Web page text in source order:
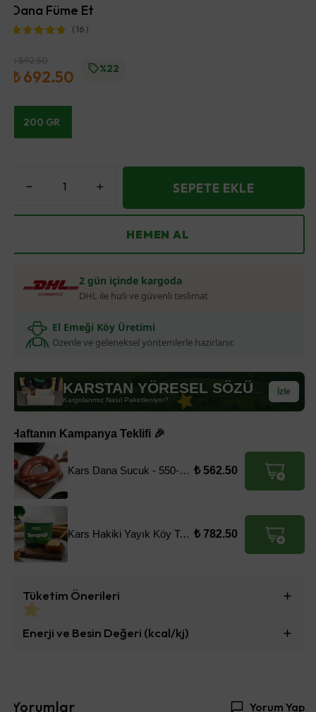
Dana Füme Et
( 16 )
₺ 892.50
₺ 692.50 %22
200 GR
SEPETE EKLE
HEMEN AL
2 gün içinde kargoda
DHL ile hızlı ve güvenli teslimat
El Emeği Köy Üretimi
Özenle ve geleneksel yöntemlerle hazırlanır.
KARSTAN YÖRESEL SÖZÜ
Kargolarımız Nasıl Paketleniyor?
İzle
Haftanın Kampanya Teklifi 🎉
Kars Dana Sucuk - 550-600gr ₺ 562.50
Kars Hakiki Yayık Köy Tereyağı - 1KG ₺ 782.50
Tüketim Önerileri
Enerji ve Besin Değeri (kcal/kj)
Yorumlar Yorum Yap